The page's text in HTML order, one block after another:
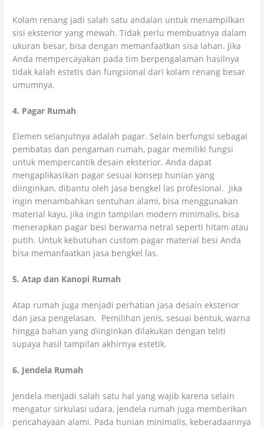
Kolam renang jadi salah satu andalan untuk menampilkan
sisi eksterior yang mewah. Tidak perlu membuatnya dalam
ukuran besar, bisa dengan memanfaatkan sisa lahan. Jika
Anda mempercayakan pada tim berpengalaman hasilnya
tidak kalah estetis dan fungsional dari kolam renang besar
umumnya.
4. Pagar Rumah
Elemen selanjutnya adalah pagar. Selain berfungsi sebagai
pembatas dan pengaman rumah, pagar memiliki fungsi
untuk mempercantik desain eksterior. Anda dapat
mengaplikasikan pagar sesuai konsep hunian yang
diinginkan, dibantu oleh jasa bengkel las profesional. Jika
ingin menambahkan sentuhan alami, bisa menggunakan
material kayu, jika ingin tampilan modern minimalis, bisa
menerapkan pagar besi berwarna netral seperti hitam atau
putih. Untuk kebutuhan custom pagar material besi Anda
bisa memanfaatkan jasa bengkel las.
5. Atap dan Kanopi Rumah
Atap rumah juga menjadi perhatian jasa desain eksterior
dan jasa pengelasan. Pemilihan jenis, sesuai bentuk, warna
hingga bahan yang diinginkan dilakukan dengan teliti
supaya hasil tampilan akhirnya estetik.
6. Jendela Rumah
Jendela menjadi salah satu hal yang wajib karena selain
mengatur sirkulasi udara, jendela rumah juga memberikan
pencahayaan alami. Pada hunian minimalis, keberadaannya